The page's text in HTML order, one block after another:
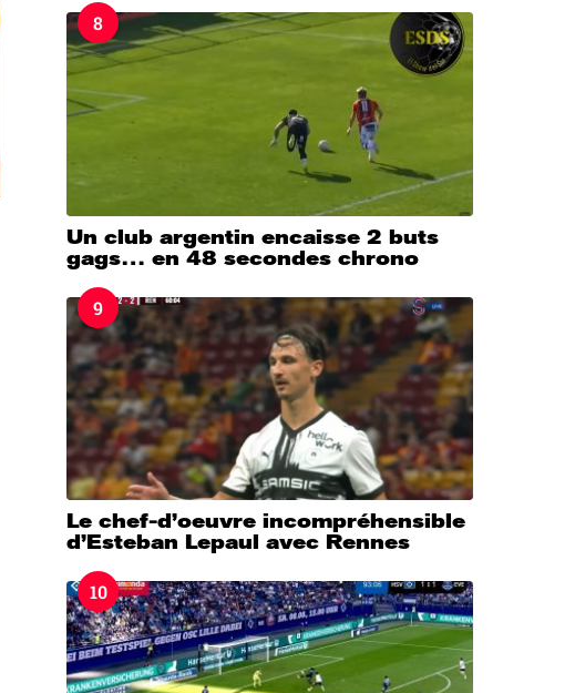
8
Un club argentin encaisse 2 buts
gags… en 48 secondes chrono
9
Le chef-d’oeuvre incompréhensible
d’Esteban Lepaul avec Rennes
10